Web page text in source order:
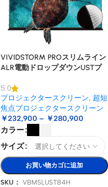
VIVIDSTORM PROスリムライン
ALR電動ドロップダウンUSTプ
5.0
プロジェクタースクリーン, 超短
焦点プロジェクタースクリーン
￥232,900 – ￥280,900
カラー
サイズ
お買い物カゴに追加
SKU： VBMSLUST84H